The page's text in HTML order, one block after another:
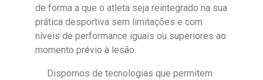
de forma a que o atleta seja reintegrado na sua
prática desportiva sem limitações e com
níveis de performance iguais ou superiores ao
momento prévio à lesão.
Dispomos de tecnologias que permitem